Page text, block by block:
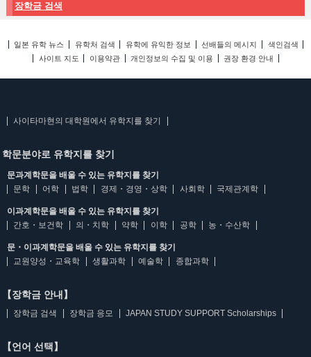
장학금 검색
일본 유학 뉴스 유학처 검색 유학에 유익한 정보 선배들의 메시지
색인검색
사이트 지도
이용약관 개인정보의 수집 및 이용 권장 환경 안내
사이타마현의 대학원에서 유학지를 찾기
학문분야로 유학지를 찾기
문과계학문을 배울 수 있는 유학지를 찾기
문학
어학 법학 경제・경영・상학 사회학 국제관계학
이과계학문을 배울 수 있는 유학지를 찾기
간호・보건학
의・치학 약학 이학 공학 농・수산학
문・이과계학문을 배울 수 있는 유학지를 찾기
교원양성・교육학
생활과학 예술학 종합과학
【장학금 안내】
장학금 검색 장학금 응모 JAPAN STUDY SUPPORT Scholarships
【언어 선택】